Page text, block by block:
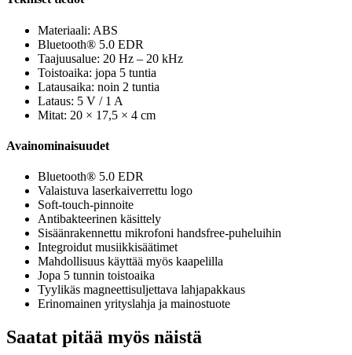
Materiaali: ABS
Bluetooth® 5.0 EDR
Taajuusalue: 20 Hz – 20 kHz
Toistoaika: jopa 5 tuntia
Latausaika: noin 2 tuntia
Lataus: 5 V / 1 A
Mitat: 20 × 17,5 × 4 cm
Avainominaisuudet
Bluetooth® 5.0 EDR
Valaistuva laserkaiverrettu logo
Soft-touch-pinnoite
Antibakteerinen käsittely
Sisäänrakennettu mikrofoni handsfree-puheluihin
Integroidut musiikkisäätimet
Mahdollisuus käyttää myös kaapelilla
Jopa 5 tunnin toistoaika
Tyylikäs magneettisuljettava lahjapakkaus
Erinomainen yrityslahja ja mainostuote
Saatat pitää myös näistä